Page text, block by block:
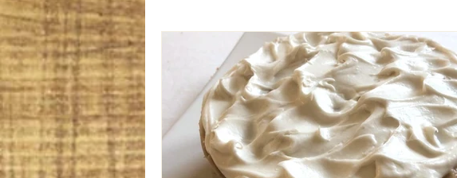
Oryoki 4 - plat composé Oryoki 5 - entrée chic ou
le goût de l'automne La douceur de l'hiver
sans gluten